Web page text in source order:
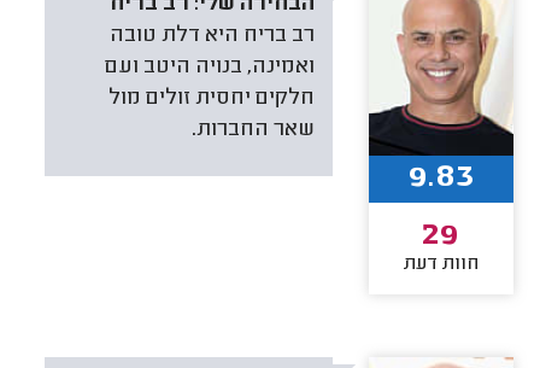
רב בריח היא דלת טובה
ואמינה, בנויה היטב ועם
חלקים יחסית זולים מול
שאר החברות.
9.83
29
חוות דעת